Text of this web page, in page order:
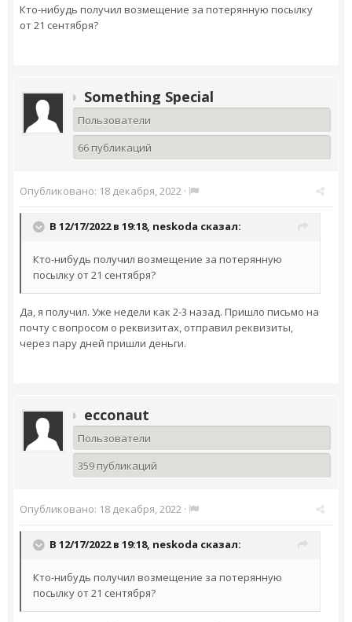
Кто-нибудь получил возмещение за потерянную посылку
от 21 сентября?
Something Special
Пользователи
66 публикаций
Опубликовано: 18 декабря, 2022 ·
В 12/17/2022 в 19:18, neskoda сказал:
Кто-нибудь получил возмещение за потерянную
посылку от 21 сентября?
Да, я получил. Уже недели как 2-3 назад. Пришло письмо на
почту с вопросом о реквизитах, отправил реквизиты,
через пару дней пришли деньги.
ecconaut
Пользователи
359 публикаций
Опубликовано: 18 декабря, 2022 ·
В 12/17/2022 в 19:18, neskoda сказал:
Кто-нибудь получил возмещение за потерянную
посылку от 21 сентября?